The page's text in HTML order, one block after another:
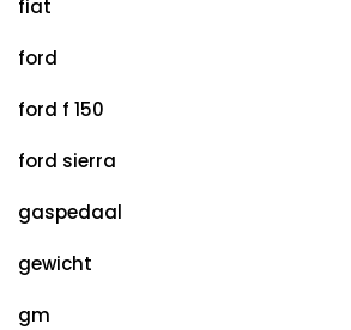
fiat
ford
ford f 150
ford sierra
gaspedaal
gewicht
gm